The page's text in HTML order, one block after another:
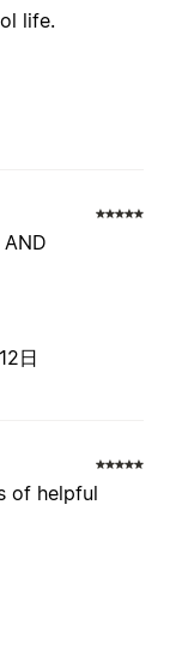
life.
AND
日
of helpful